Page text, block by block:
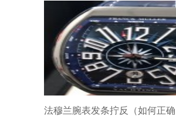
法穆兰腕表发条拧反（如何正确